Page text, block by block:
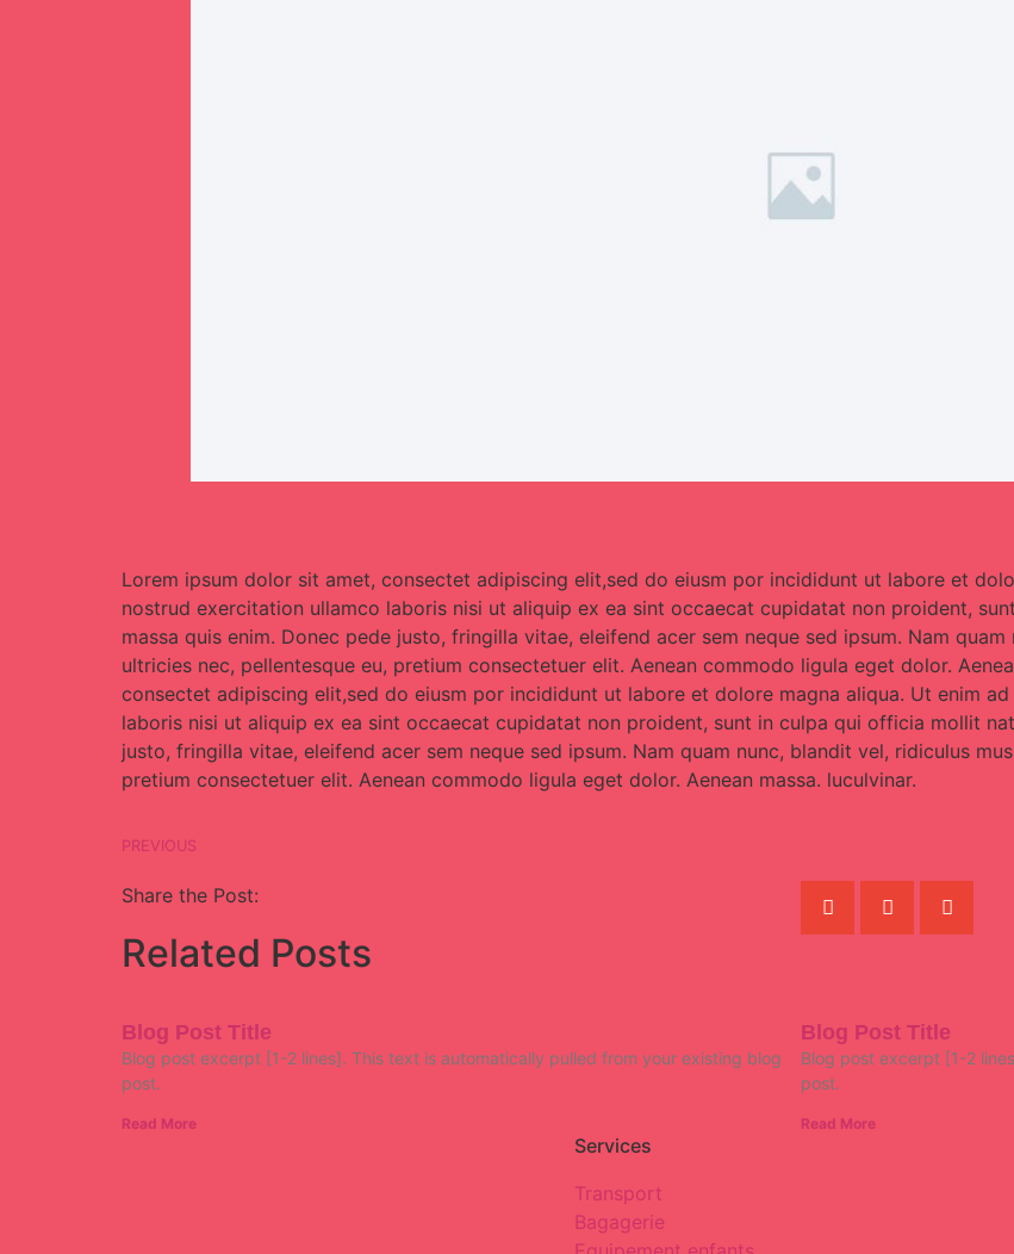
Lorem ipsum dolor sit amet, consectet adipiscing elit,sed do eiusm por incididunt ut labore et
nostrud exercitation ullamco laboris nisi ut aliquip ex ea sint occaecat cupidatat non proident,
massa quis enim. Donec pede justo, fringilla vitae, eleifend acer sem neque sed ipsum. Nam
ultricies nec, pellentesque eu, pretium consectetuer elit. Aenean commodo ligula eget dolor.
consectet adipiscing elit,sed do eiusm por incididunt ut labore et dolore magna aliqua. Ut enim
laboris nisi ut aliquip ex ea sint occaecat cupidatat non proident, sunt in culpa qui officia mollit
justo, fringilla vitae, eleifend acer sem neque sed ipsum. Nam quam nunc, blandit vel, ridiculus
pretium consectetuer elit. Aenean commodo ligula eget dolor. Aenean massa. luculvinar.
PREVIOUS
Share the Post:
Related Posts
Blog Post Title
Blog post excerpt [1-2 lines]. This text is automatically pulled from your existing blog
post.
Read More
Blog Post Title
Blog post excerpt [1-2
post.
Read More
Services
Transport
Bagagerie